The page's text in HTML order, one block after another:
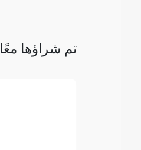
تم شراؤها معًا